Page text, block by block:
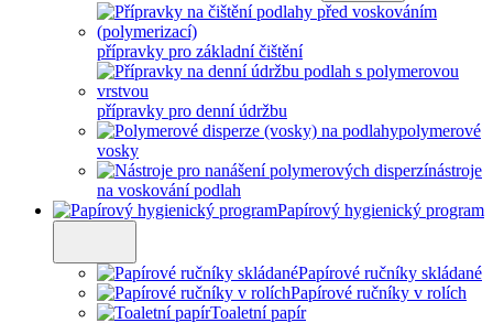
přípravky pro základní čištění
přípravky pro denní údržbu
polymerové
vosky
nástroje
na voskování podlah
Papírový hygienický program
Papírové ručníky skládané
Papírové ručníky v rolích
Toaletní papír